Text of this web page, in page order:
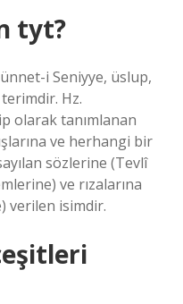
tyt?
Hz.
olarak tanımlanan
ve herhangi bir
sözlerine (Tevlî
ve rızalarına
verilen isimdir.